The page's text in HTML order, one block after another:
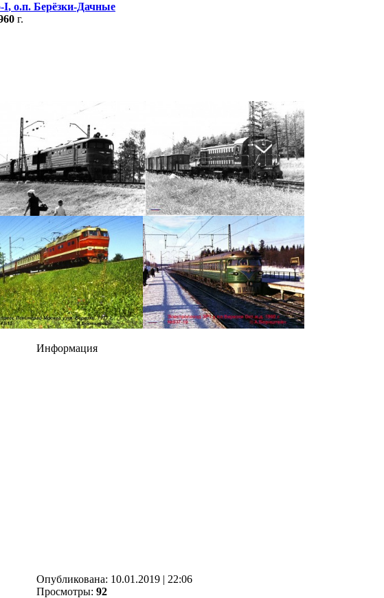
I, о.п. Берёзки-Дачные
г.
Информация
Опубликованa: 10.01.2019 | 22:06
Просмотры: 92